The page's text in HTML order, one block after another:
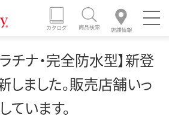
チナ・完全防水型】新登
しました。販売店舗いっ
います。